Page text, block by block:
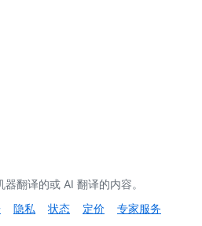
翻译的或 AI 翻译的内容。
隐私 状态 定价
专家服务